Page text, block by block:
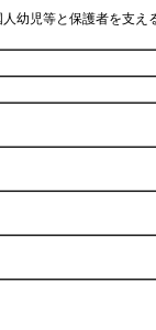
幼児等と保護者を支